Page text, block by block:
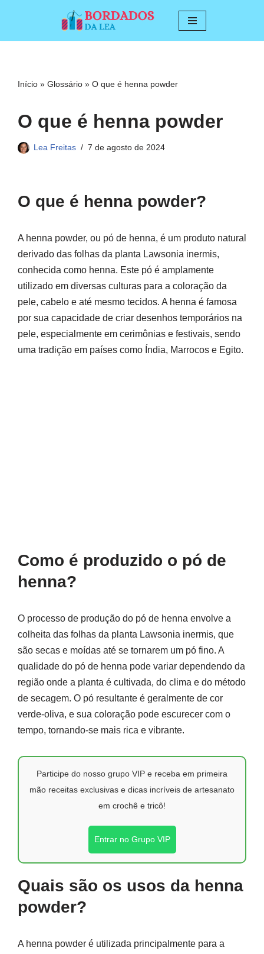
conteúdo
Início » Glossário » O que é henna powder
O que é henna powder
Lea Freitas 7 de agosto de 2024
O que é henna powder?
A henna powder, ou pó de henna, é um produto natural
derivado das folhas da planta Lawsonia inermis,
conhecida como henna. Este pó é amplamente
utilizado em diversas culturas para a coloração da
pele, cabelo e até mesmo tecidos. A henna é famosa
por sua capacidade de criar desenhos temporários na
pele, especialmente em cerimônias e festivais, sendo
uma tradição em países como Índia, Marrocos e Egito.
Como é produzido o pó de
henna?
O processo de produção do pó de henna envolve a
colheita das folhas da planta Lawsonia inermis, que
são secas e moídas até se tornarem um pó fino. A
qualidade do pó de henna pode variar dependendo da
região onde a planta é cultivada, do clima e do método
de secagem. O pó resultante é geralmente de cor
verde-oliva, e sua coloração pode escurecer com o
tempo, tornando-se mais rica e vibrante.
Participe do nosso grupo VIP e receba em primeira
mão receitas exclusivas e dicas incríveis de artesanato
em crochê e tricô!
Entrar no Grupo VIP
Quais são os usos da henna
powder?
A henna powder é utilizada principalmente para a